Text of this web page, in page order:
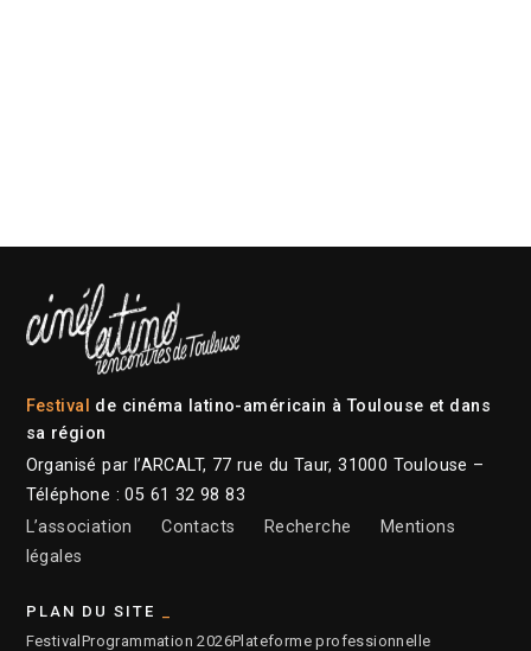
Festival de cinéma latino-américain à Toulouse et dans
sa région
Organisé par l’ARCALT, 77 rue du Taur, 31000 Toulouse –
Téléphone : 05 61 32 98 83
L’association
Contacts Recherche
Mentions
légales
PLAN DU SITE
Festival Programmation 2026Plateforme professionnelle